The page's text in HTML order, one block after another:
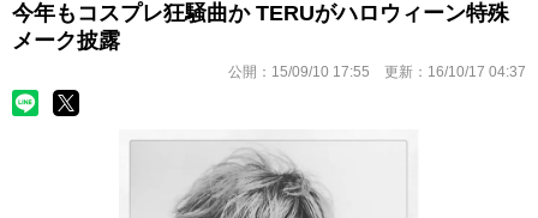
今年もコスプレ狂騒曲か TERUがハロウィーン特殊
メーク披露
公開： 15/09/10 17:55 更新： 16/10/17 04:37